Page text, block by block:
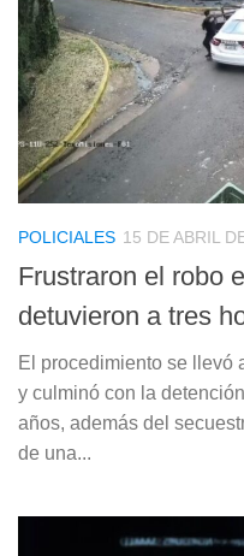
POLICIALES 15 DE ABRIL
Frustraron el robo
detuvieron a tres
El procedimiento se llevó
y culminó con la
años, además del
de una...